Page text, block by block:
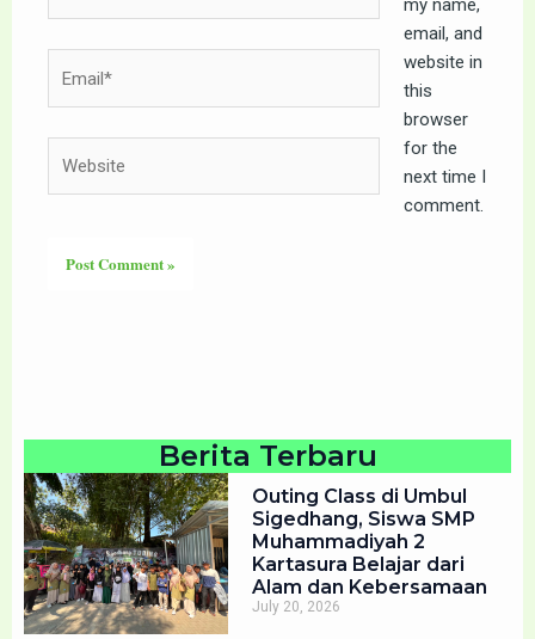
my name,
email, and
website in
this
browser
for the
next time I
comment.
Berita Terbaru
Outing Class di Umbul
Sigedhang, Siswa SMP
Muhammadiyah 2
Kartasura Belajar dari
Alam dan Kebersamaan
July 20, 2026